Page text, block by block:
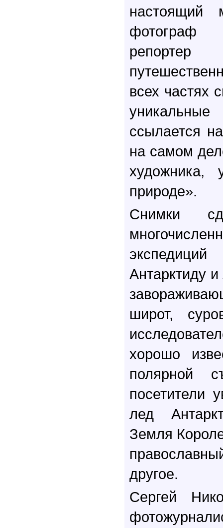
настоящий
фотограф
всех частях
ссылается
на самом
природе».
Снимки
Антарктиду
широт,
хорошо
полярной
посетители
лед
Земля
другое.
Сергей